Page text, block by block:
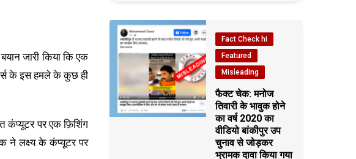
जारी किया कि एक
के इस हमले के कुछ ही
कंप्यूटर पर एक फ़िशिंग
ने लक्ष्य के कंप्यूटर पर
Fact Check hi
Featured
Misleading
फैक्ट चेक: मनोज
तिवारी के भावुक होने
का वर्ष 2020 का
वीडियो बांकीपुर उप
चुनाव से जोड़कर
भ्रामक दावा किया गया